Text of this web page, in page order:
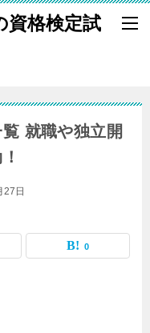
資格検定試
就職や独立開
27日
0